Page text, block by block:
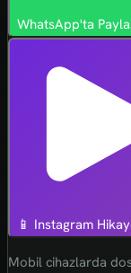
WhatsApp'ta
📱 Instagram
Mobil cihazlarda